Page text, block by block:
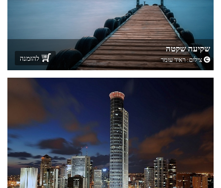
שקיעה שקטה
צילום:ראיד עומר להזמנה